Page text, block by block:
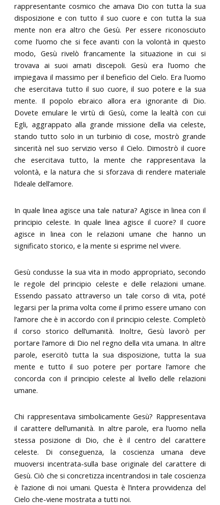
rappresentante cosmico che amava Dio con tutta la sua
disposizione e con tutto il suo cuore e con tutta la sua
mente non era altro che Gesù. Per essere riconosciuto
come l’uomo che si fece avanti con la volontà in questo
modo, Gesù rivelò francamente la situazione in cui si
trovava ai suoi amati discepoli. Gesù era l’uomo che
impiegava il massimo per il beneficio del Cielo. Era l’uomo
che esercitava tutto il suo cuore, il suo potere e la sua
mente. Il popolo ebraico allora era ignorante di Dio.
Dovete emulare le virtù di Gesù, come la lealtà con cui
Egli, aggrappato alla grande missione della via celeste,
stando tutto solo in un turbinio di cose, mostrò grande
sincerità nel suo servizio verso il Cielo. Dimostrò il cuore
che esercitava tutto, la mente che rappresentava la
volontà, e la natura che si sforzava di rendere materiale
l’ideale dell’amore.
In quale linea agisce una tale natura? Agisce in linea con il
principio celeste. In quale linea agisce il cuore? Il cuore
agisce in linea con le relazioni umane che hanno un
significato storico, e la mente si esprime nel vivere.
Gesù condusse la sua vita in modo appropriato, secondo
le regole del principio celeste e delle relazioni umane.
Essendo passato attraverso un tale corso di vita, poté
legarsi per la prima volta come il primo essere umano con
l’amore che è in accordo con il principio celeste. Completò
il corso storico dell’umanità. Inoltre, Gesù lavorò per
portare l’amore di Dio nel regno della vita umana. In altre
parole, esercitò tutta la sua disposizione, tutta la sua
mente e tutto il suo potere per portare l’amore che
concorda con il principio celeste al livello delle relazioni
umane.
Chi rappresentava simbolicamente Gesù? Rappresentava
il carattere dell’umanità. In altre parole, era l’uomo nella
stessa posizione di Dio, che è il centro del carattere
celeste. Di conseguenza, la coscienza umana deve
muoversi incentrata-sulla base originale del carattere di
Gesù. Ciò che si concretizza incentrandosi in tale coscienza
è l’azione di noi umani. Questa è l’intera provvidenza del
Cielo che-viene mostrata a tutti noi.